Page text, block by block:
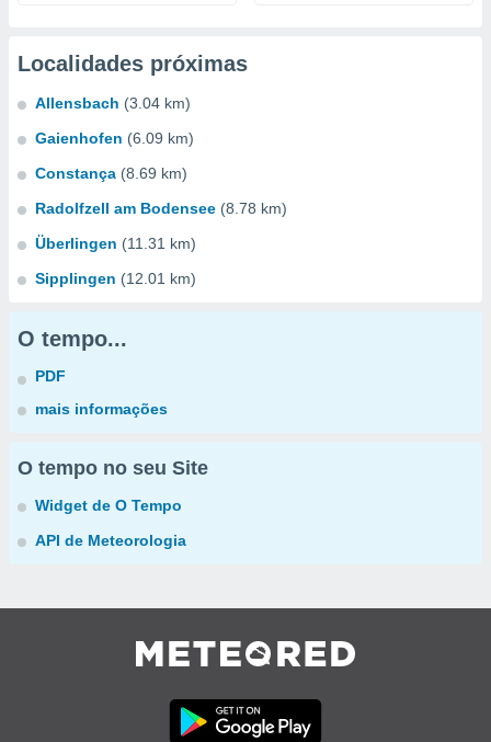
Localidades próximas
Allensbach (3.04 km)
Gaienhofen (6.09 km)
Constança (8.69 km)
Radolfzell am Bodensee (8.78 km)
Überlingen (11.31 km)
Sipplingen (12.01 km)
O tempo...
PDF
mais informações
O tempo no seu Site
Widget de O Tempo
API de Meteorologia